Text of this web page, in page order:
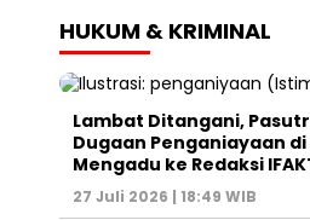
HUKUM & KRIMINAL
Lambat Ditangani,
Dugaan Penganiayaan
Mengadu ke Redaksi
27 Juli 2026 | 18:49 WIB